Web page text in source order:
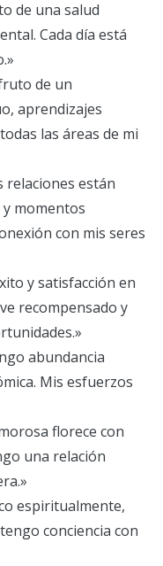
de una salud
Cada día está
de un
aprendizajes
las áreas de mi
relaciones están
momentos
con mis seres
y satisfacción en
recompensado y
abundancia
Mis esfuerzos
florece con
una relación
espiritualmente,
conciencia con